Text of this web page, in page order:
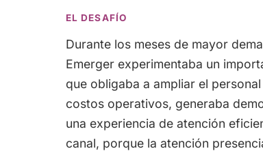
EL DESAFÍO
Durante los meses de mayor
Emerger experimentaba un
que obligaba a ampliar el
costos operativos, generaba
una experiencia de atención
canal, porque la atención